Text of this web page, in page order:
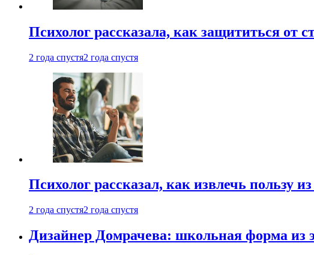
Психолог рассказала, как защититься от
2 года спустя2 года спустя
Психолог рассказал, как извлечь пользу
2 года спустя2 года спустя
Дизайнер Домрачева: школьная форма из